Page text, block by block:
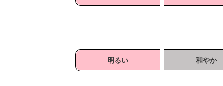
明るい 和やか